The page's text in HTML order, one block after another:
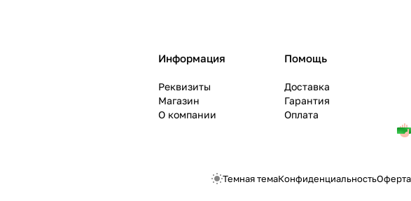
Информация
Реквизиты
Магазин
О компании
Помощь
Доставка
Гарантия
Оплата
Темная темаКонфиденциальностьОферта